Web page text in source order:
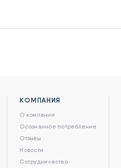
КОМПАНИЯ
О компании
Осознанное потребление
Отзывы
Новости
Сотрудничество